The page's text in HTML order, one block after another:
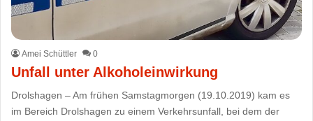
Amei Schüttler 0
Unfall unter Alkoholeinwirkung
Drolshagen – Am frühen Samstagmorgen (19.10.2019) kam es
im Bereich Drolshagen zu einem Verkehrsunfall, bei dem der